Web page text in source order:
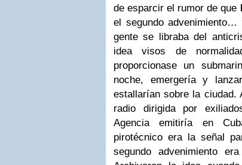
de esparcir el rumor de que
el segundo
gente se libraba del
idea visos de
proporcionase un
noche, emergería y
estallarían sobre la ciudad.
radio dirigida por
Agencia emitiría en
pirotécnico era la señal
segundo advenimiento